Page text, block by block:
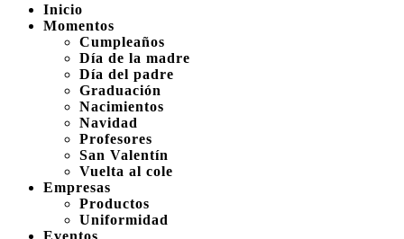
Inicio
Momentos
Cumpleaños
Día de la madre
Día del padre
Graduación
Nacimientos
Navidad
Profesores
San Valentín
Vuelta al cole
Empresas
Productos
Uniformidad
Eventos